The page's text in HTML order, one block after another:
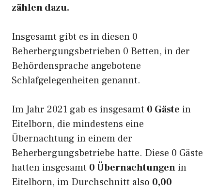
zählen dazu.
Insgesamt gibt es in diesen 0
Beherbergungsbetrieben 0 Betten, in der
Behördensprache angebotene
Schlafgelegenheiten genannt.
Im Jahr 2021 gab es insgesamt 0 Gäste in
Eitelborn, die mindestens eine
Übernachtung in einem der
Beherbergungsbetriebe hatte. Diese 0 Gäste
hatten insgesamt 0 Übernachtungen in
Eitelborn, im Durchschnitt also 0,00